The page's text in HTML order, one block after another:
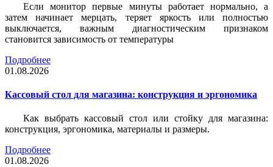
Если монитор первые минуты работает нормально, а
затем начинает мерцать, теряет яркость или полностью
выключается, важным диагностическим признаком
становится зависимость от температуры
Подробнее
01.08.2026
Кассовый стол для магазина: конструкция и эргономика
Как выбрать кассовый стол или стойку для магазина:
конструкция, эргономика, материалы и размеры.
Подробнее
01.08.2026